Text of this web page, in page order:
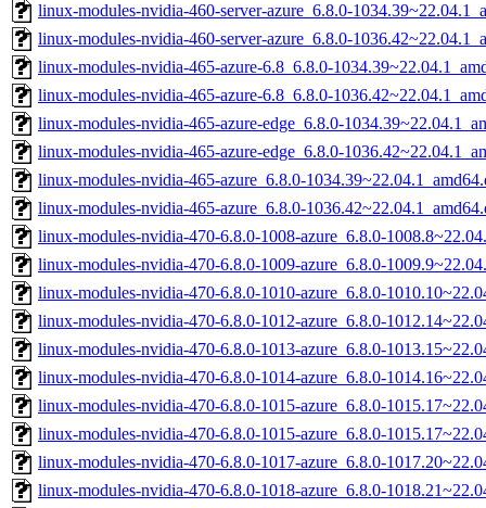
linux-modules-nvidia-460-server-azure_6.8.0-
linux-modules-nvidia-460-server-azure_6.8.0-
linux-modules-nvidia-465-azure-6.8_6.8.0-
linux-modules-nvidia-465-azure-6.8_6.8.0-
linux-modules-nvidia-465-azure-edge_6.8.0-
linux-modules-nvidia-465-azure-edge_6.8.0-
linux-modules-nvidia-465-azure_6.8.0-
linux-modules-nvidia-465-azure_6.8.0-
linux-modules-nvidia-470-6.8.0-1008-azure_6.8.0-
linux-modules-nvidia-470-6.8.0-1009-azure_6.8.0-
linux-modules-nvidia-470-6.8.0-1010-azure_6.8.0-
linux-modules-nvidia-470-6.8.0-1012-azure_6.8.0-
linux-modules-nvidia-470-6.8.0-1013-azure_6.8.0-
linux-modules-nvidia-470-6.8.0-1014-azure_6.8.0-
linux-modules-nvidia-470-6.8.0-1015-azure_6.8.0-
linux-modules-nvidia-470-6.8.0-1015-azure_6.8.0-
linux-modules-nvidia-470-6.8.0-1017-azure_6.8.0-
linux-modules-nvidia-470-6.8.0-1018-azure_6.8.0-